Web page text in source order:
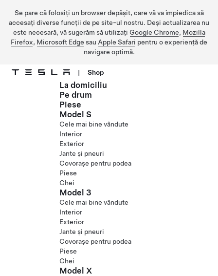
Se pare că folosiți un browser depășit, care vă va împiedica să
accesați diverse funcții de pe site-ul nostru. Deși actualizarea nu
este necesară, vă sugerăm să utilizați Google Chrome, Mozilla
Firefox, Microsoft Edge sau Apple Safari pentru o experiență de
navigare optimă.
Treceți la conținutul principal
| Shop
La domiciliu
Pe drum
Piese
Model S
Cele mai bine vândute
Interior
Exterior
Jante și pneuri
Covorașe pentru podea
Piese
Chei
Model 3
Cele mai bine vândute
Interior
Exterior
Jante și pneuri
Covorașe pentru podea
Piese
Chei
Model X